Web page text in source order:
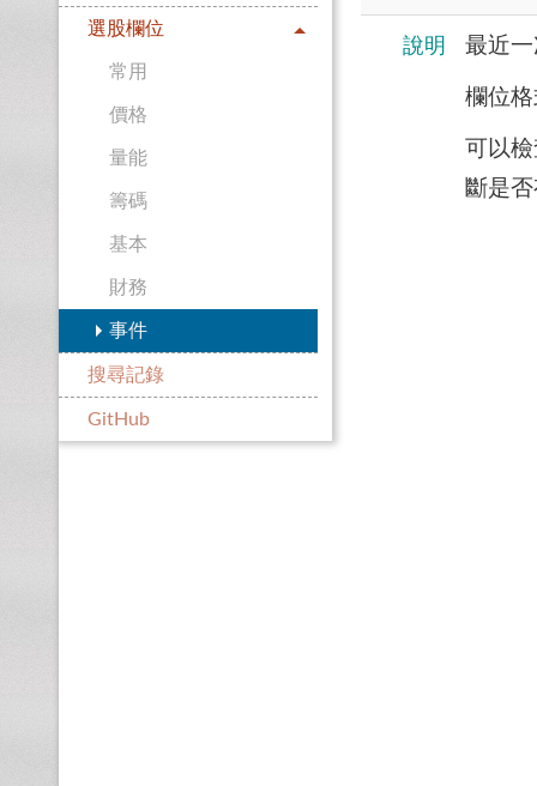
選股欄位
常用
價格
量能
籌碼
基本
財務
事件
搜尋記錄
GitHub
說明 最近
欄位
可以
斷是